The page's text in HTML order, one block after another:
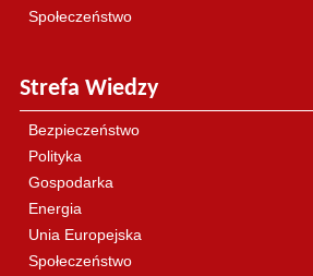
Społeczeństwo
Strefa Wiedzy
Bezpieczeństwo
Polityka
Gospodarka
Energia
Unia Europejska
Społeczeństwo